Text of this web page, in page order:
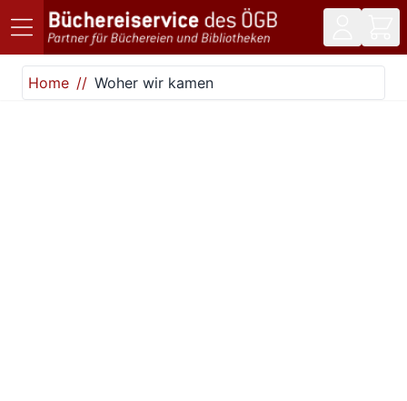
Direkt zum Inhalt
Home
Woher wir kamen